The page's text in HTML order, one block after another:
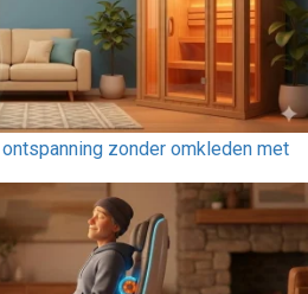
zonder omkleden met